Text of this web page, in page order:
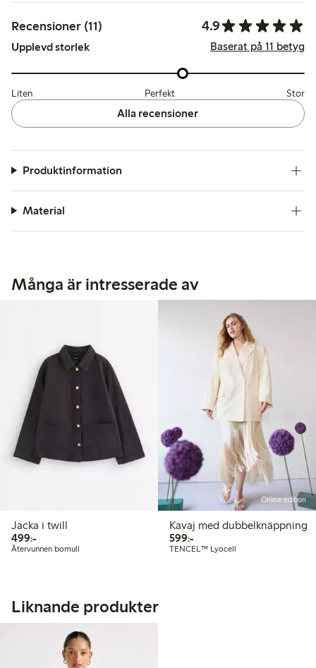
Recensioner (11) 4.9
Upplevd storlek Baserat på 11 betyg
Liten Perfekt Stor
Alla recensioner
Produktinformation
Material
Många är intresserade av
Jacka i twill
499:-499,00 kr
Återvunnen bomull
Online edition
Kavaj med dubbelknäppning
599:-599,00 kr
TENCEL™ Lyocell
Liknande produkter